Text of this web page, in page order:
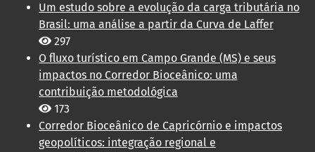
Um estudo sobre a evolução da carga tributária no
Brasil: uma análise a partir da Curva de Laffer
297
O fluxo turístico em Campo Grande (MS) e seus
impactos no Corredor Bioceânico: uma
contribuição metodológica
173
Corredor Bioceânico de Capricórnio e impactos
geopolíticos: integração regional e